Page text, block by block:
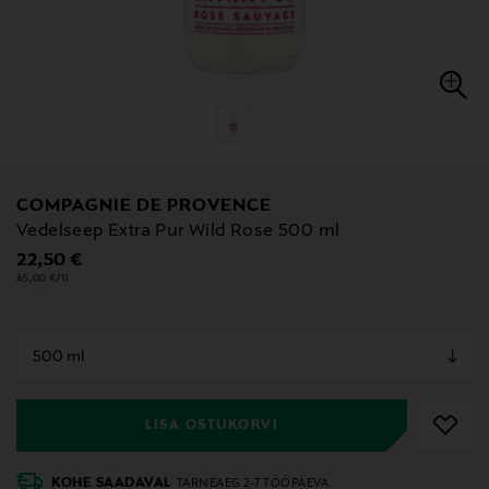
COMPAGNIE DE PROVENCE
Vedelseep Extra Pur Wild Rose 500 ml
Original Price
22,50 €
45,00 €/1l
LISA OSTUKORVI
KOHE SAADAVAL TARNEAEG 2-7 TÖÖPÄEVA